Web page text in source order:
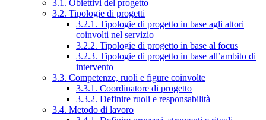
3.1. Obiettivi del progetto
3.2. Tipologie di progetti
3.2.1. Tipologie di progetto in base agli attori
coinvolti nel servizio
3.2.2. Tipologie di progetto in base al focus
3.2.3. Tipologie di progetto in base all’ambito di
intervento
3.3. Competenze, ruoli e figure coinvolte
3.3.1. Coordinatore di progetto
3.3.2. Definire ruoli e responsabilità
3.4. Metodo di lavoro